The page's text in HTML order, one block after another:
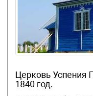
Церковь Успения
1840 год.